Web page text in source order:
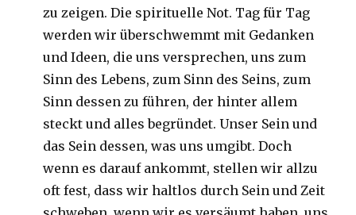
zu zeigen. Die spirituelle Not. Tag für Tag
werden wir überschwemmt mit Gedanken
und Ideen, die uns versprechen, uns zum
Sinn des Lebens, zum Sinn des Seins, zum
Sinn dessen zu führen, der hinter allem
steckt und alles begründet. Unser Sein und
das Sein dessen, was uns umgibt. Doch
wenn es darauf ankommt, stellen wir allzu
oft fest, dass wir haltlos durch Sein und Zeit